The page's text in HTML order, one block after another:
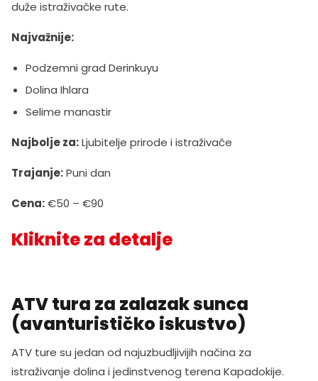
duže istraživačke rute.
Najvažnije:
Podzemni grad Derinkuyu
Dolina Ihlara
Selime manastir
Najbolje za:Ljubitelje prirode i istraživače
Trajanje:Puni dan
Cena:€50 – €90
Kliknite za detalje
ATV tura za zalazak sunca
(avanturističko iskustvo)
ATV ture su jedan od najuzbudljivijih načina za
istraživanje dolina i jedinstvenog terena Kapadokije.